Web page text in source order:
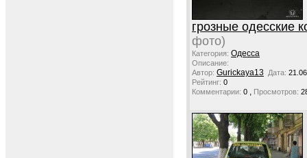
грозные одесские
фото)
Категория: Одесса
Описание:
Автор: Gurickaya13 Дата:
Рейтинг: 0
Комментарии: 0 , Просмотров: